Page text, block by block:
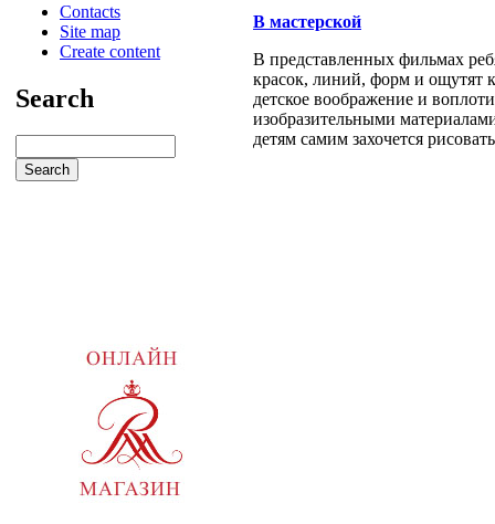
Contacts
Site map
Create content
Search
В мастерской
В представленных фильмах
красок, линий, форм и ощутят
детское воображение и
изобразительными
детям самим захочется